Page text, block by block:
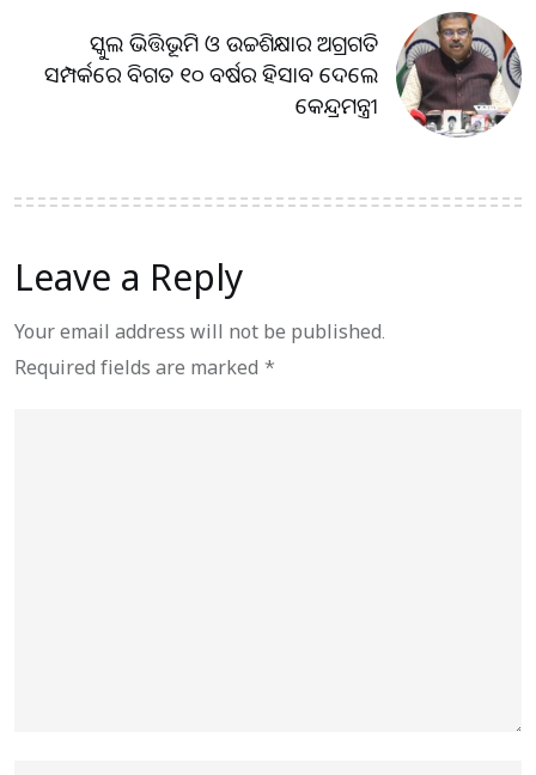
ସ୍କୁଲ ଭିତ୍ତିଭୂମି ଓ ଉଚ୍ଚଶିକ୍ଷାର ଅଗ୍ରଗତି
ସମ୍ପର୍କରେ ବିଗତ ୧୦ ବର୍ଷର ହିସାବ ଦେଲେ
କେନ୍ଦ୍ରମନ୍ତ୍ରୀ
Leave a Reply
Your email address will not be published.
Required fields are marked *